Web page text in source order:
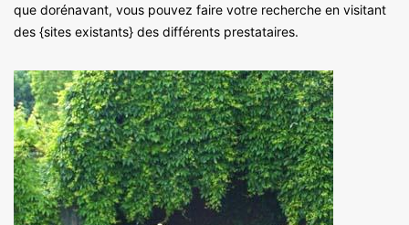
que dorénavant, vous pouvez faire votre recherche en visitant
des {sites existants} des différents prestataires.